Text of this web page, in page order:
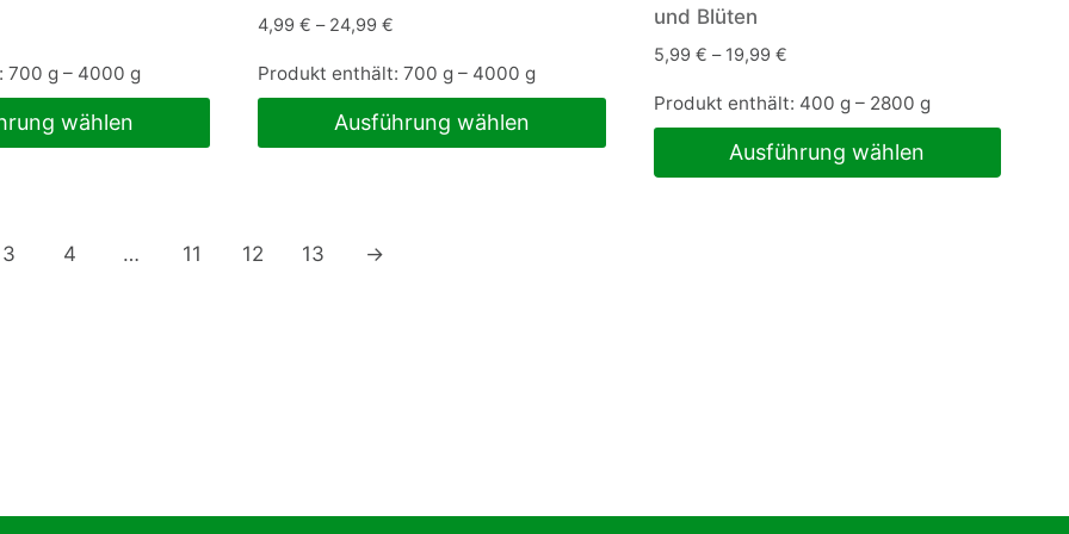
700 g– 4000 g
wählen
4,99 € – 24,99 €
Produkt enthält: 700 g – 4000 g
Ausführung wählen
mehrere
Produktseite
und Blüten
5,99 € – 19,99 €
Produkt enthält: 400 g– 2800 g
Ausführung wählen
der
3 4 … 11 12 13 →